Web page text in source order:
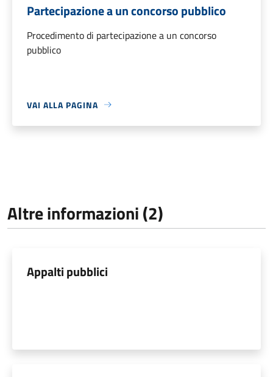
Partecipazione a un concorso pubblico
Procedimento di partecipazione a un concorso
pubblico
VAI ALLA PAGINA
Altre informazioni (2)
Appalti pubblici